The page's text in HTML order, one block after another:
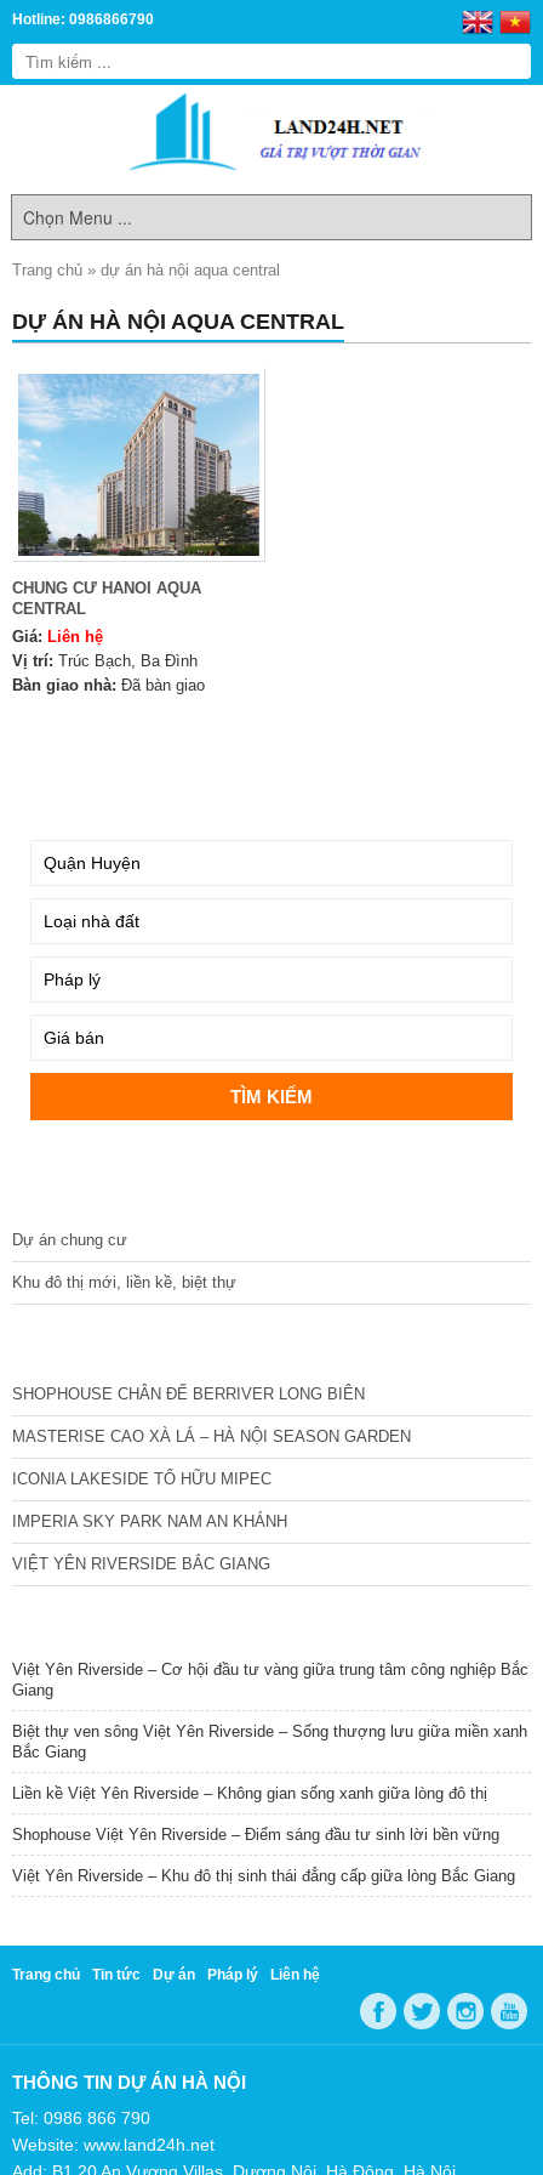
Hotline: 0986866790
Trang chủ » dự án hà nội aqua central
DỰ ÁN HÀ NỘI AQUA CENTRAL
CHUNG CƯ HANOI AQUA
CENTRAL
Giá: Liên hệ
Vị trí: Trúc Bạch, Ba Đình
Bàn giao nhà: Đã bàn giao
Dự án chung cư
Khu đô thị mới, liền kề, biệt thự
SHOPHOUSE CHÂN ĐẾ BERRIVER LONG BIÊN
MASTERISE CAO XÀ LÁ – HÀ NỘI SEASON GARDEN
ICONIA LAKESIDE TỐ HỮU MIPEC
IMPERIA SKY PARK NAM AN KHÁNH
VIỆT YÊN RIVERSIDE BẮC GIANG
Việt Yên Riverside – Cơ hội đầu tư vàng giữa trung tâm công nghiệp Bắc
Giang
Biệt thự ven sông Việt Yên Riverside – Sống thượng lưu giữa miền xanh
Bắc Giang
Liền kề Việt Yên Riverside – Không gian sống xanh giữa lòng đô thị
Shophouse Việt Yên Riverside – Điểm sáng đầu tư sinh lời bền vững
Việt Yên Riverside – Khu đô thị sinh thái đẳng cấp giữa lòng Bắc Giang
Trang chủ Tin tức Dự án Pháp lý Liên hệ
THÔNG TIN DỰ ÁN HÀ NỘI
Tel: 0986 866 790
Website: www.land24h.net